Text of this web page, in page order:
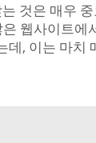
것은 매우
웹사이트
, 이는 마